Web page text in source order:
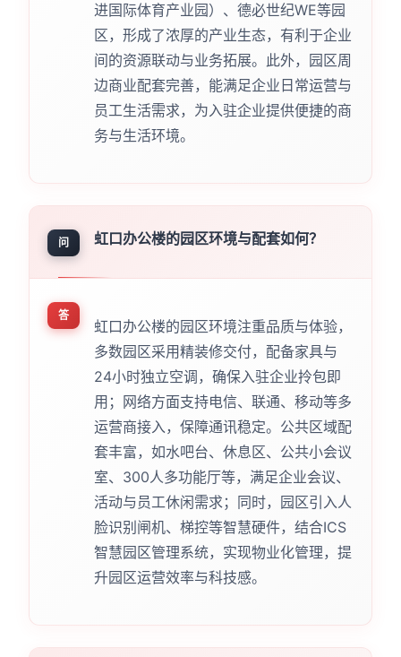
进国际体育产业园）、德必世纪WE等园
区，形成了浓厚的产业生态，有利于企业
间的资源联动与业务拓展。此外，园区周
边商业配套完善，能满足企业日常运营与
员工生活需求，为入驻企业提供便捷的商
务与生活环境。
问 虹口办公楼的园区环境与配套如何？
答
虹口办公楼的园区环境注重品质与体验，
多数园区采用精装修交付，配备家具与
24小时独立空调，确保入驻企业拎包即
用；网络方面支持电信、联通、移动等多
运营商接入，保障通讯稳定。公共区域配
套丰富，如水吧台、休息区、公共小会议
室、300人多功能厅等，满足企业会议、
活动与员工休闲需求；同时，园区引入人
脸识别闸机、梯控等智慧硬件，结合ICS
智慧园区管理系统，实现物业化管理，提
升园区运营效率与科技感。